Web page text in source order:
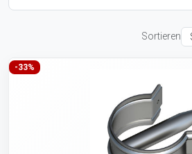
Sortieren
-33%